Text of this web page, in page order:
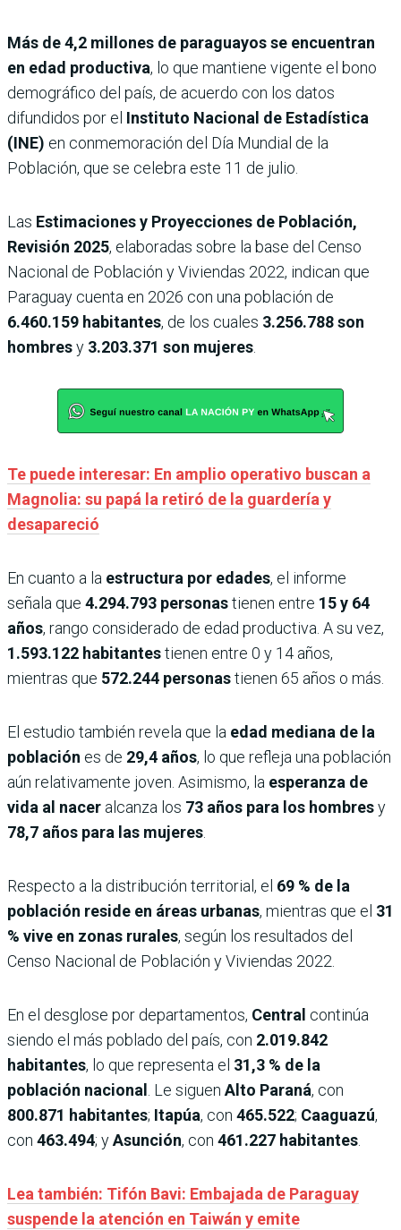
Más de 4,2 millones de paraguayos se encuentran
en edad productiva, lo que mantiene vigente el bono
demográfico del país, de acuerdo con los datos
difundidos por el Instituto Nacional de Estadística
(INE) en conmemoración del Día Mundial de la
Población, que se celebra este 11 de julio.
Las Estimaciones y Proyecciones de Población,
Revisión 2025, elaboradas sobre la base del Censo
Nacional de Población y Viviendas 2022, indican que
Paraguay cuenta en 2026 con una población de
6.460.159 habitantes, de los cuales 3.256.788 son
hombresy 3.203.371 son mujeres.
Te puede interesar: En amplio operativo buscan a
Magnolia: su papá la retiró de la guardería y
desapareció
En cuanto a la estructura por edades, el informe
señala que 4.294.793 personastienen entre 15 y 64
años, rango considerado de edad productiva. A su vez,
1.593.122 habitantestienen entre 0 y 14 años,
mientras que 572.244 personastienen 65 años o más.
El estudio también revela que la edad mediana de la
población es de 29,4 años, lo que refleja una población
aún relativamente joven. Asimismo, la esperanza de
vida al nacer alcanza los 73 años para los hombresy
78,7 años para las mujeres.
Respecto a la distribución territorial, el 69 % de la
población reside en áreas urbanas, mientras que el 31
% vive en zonas rurales, según los resultados del
Censo Nacional de Población y Viviendas 2022.
En el desglose por departamentos, Central continúa
siendo el más poblado del país, con 2.019.842
habitantes, lo que representa el 31,3 % de la
población nacional . Le siguen Alto Paraná, con
800.871 habitantes; Itapúa, con 465.522; Caaguazú,
con 463.494; yAsunción, con 461.227 habitantes.
Lea también: Tifón Bavi: Embajada de Paraguay
suspende la atención en Taiwán y emite